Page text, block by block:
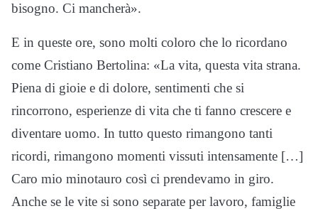
bisogno. Ci mancherà».
E in queste ore, sono molti coloro che lo ricordano
come Cristiano Bertolina: «La vita, questa vita strana.
Piena di gioie e di dolore, sentimenti che si
rincorrono, esperienze di vita che ti fanno crescere e
diventare uomo. In tutto questo rimangono tanti
ricordi, rimangono momenti vissuti intensamente […]
Caro mio minotauro così ci prendevamo in giro.
Anche se le vite si sono separate per lavoro, famiglie